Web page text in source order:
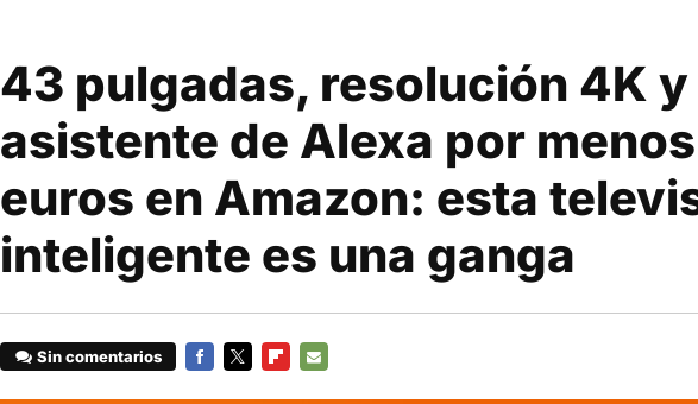
43 pulgadas, resolución 4K y
asistente de Alexa por
euros en Amazon: esta
inteligente es una ganga
Sin comentarios